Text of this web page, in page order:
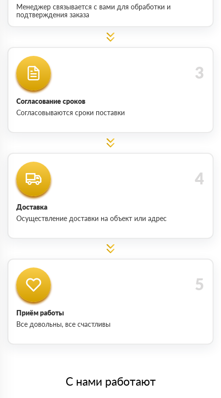
Менеджер связывается с вами для обработки и
подтверждения заказа
Согласование сроков
Согласовываются сроки поставки
Доставка
Осуществление доставки на объект или адрес
Приём работы
Все довольны, все счастливы
С нами работают